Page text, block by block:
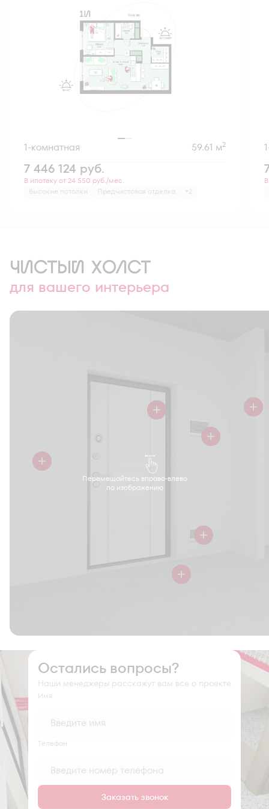
1-комнатная 59.61 м2
7 446 124 руб.
В ипотеку от 24 550 руб./мес.
Высокие потолки
Предчистовая отделка +2
ЧИСТЫЙ ХОЛСТ
для вашего интерьера
Перемещайтесь вправо-влево
по изображению
Остались вопросы?
Наши менеджеры расскажут вам все о проекте
Имя
Tелефон
Заказать звонок